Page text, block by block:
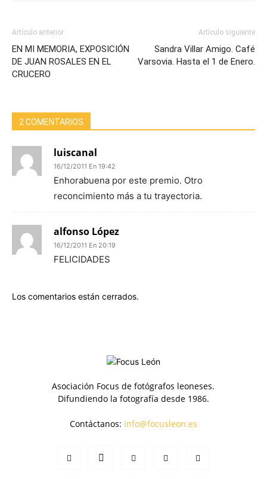
Artículo anterior
EN MI MEMORIA, EXPOSICIÓN
DE JUAN ROSALES EN EL
CRUCERO
Artículo siguiente
Sandra Villar Amigo. Café
Varsovia. Hasta el 1 de Enero.
2 COMENTARIOS
luiscanal
16/12/2011 En 19:42
Enhorabuena por este premio. Otro
reconcimiento más a tu trayectoria.
alfonso López
16/12/2011 En 20:19
FELICIDADES
Los comentarios están cerrados.
Asociación Focus de fotógrafos leoneses.
Difundiendo la fotografía desde 1986.
Contáctanos: info@focusleon.es